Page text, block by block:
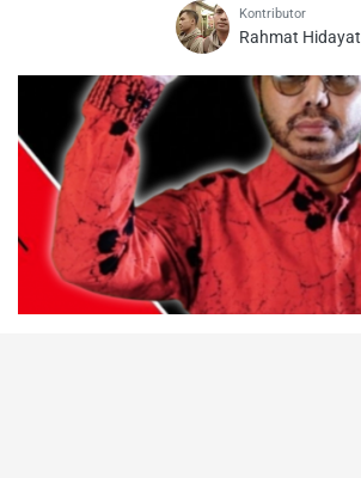
Kontributor
Rahmat Hidayat